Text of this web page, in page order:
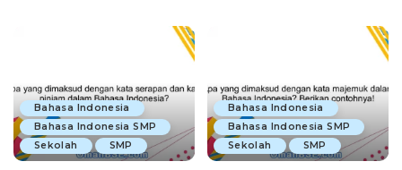
Bahasa Indonesia
Bahasa Indonesia SMP
Sekolah
SMP
Bahasa Indonesia
Bahasa Indonesia SMP
Sekolah
SMP